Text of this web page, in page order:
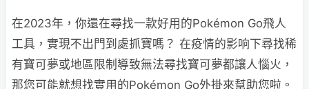
在2023年，你還在尋找一款好用的Pokémon Go飛人
工具，實現不出門到處抓寶嗎？ 在疫情的影响下尋找稀
有寶可夢或地區限制導致無法尋找寶可夢都讓人惱火，
那您可能就想找實用的Pokémon Go外掛來幫助您啦。